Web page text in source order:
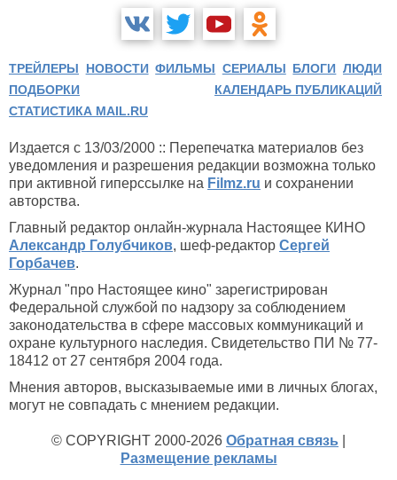
ТРЕЙЛЕРЫ НОВОСТИ ФИЛЬМЫ СЕРИАЛЫ БЛОГИ ЛЮДИ
ПОДБОРКИ
КАЛЕНДАРЬ ПУБЛИКАЦИЙ
СТАТИСТИКА MAIL.RU
Издается с 13/03/2000 :: Перепечатка материалов без
уведомления и разрешения редакции возможна только
при активной гиперссылке на Filmz.ru и сохранении
авторства.
Главный редактор онлайн-журнала Настоящее КИНО
Александр Голубчиков, шеф-редактор Сергей
Горбачев.
Журнал "про Настоящее кино" зарегистрирован
Федеральной службой по надзору за соблюдением
законодательства в сфере массовых коммуникаций и
охране культурного наследия. Свидетельство ПИ № 77-
18412 от 27 сентября 2004 года.
Мнения авторов, высказываемые ими в личных блогах,
могут не совпадать с мнением редакции.
© COPYRIGHT 2000-2026 Обратная связь
Размещение рекламы